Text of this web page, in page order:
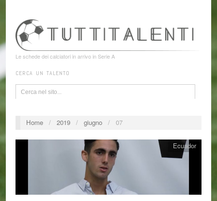
Le schede dei calciatori in arrivo in Serie A
CERCA UN TALENTO
Home / 2019 / giugno / 07
Ecuador